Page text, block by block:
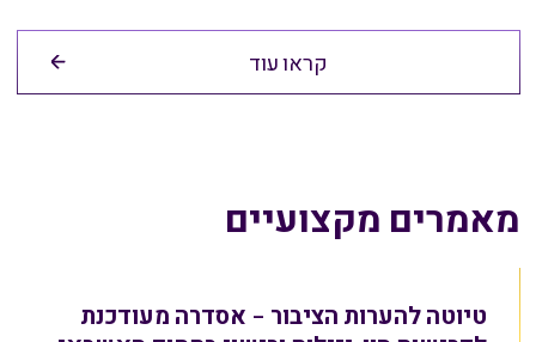
קראו עוד
מאמרים מקצועיים
טיוטה להערות הציבור – אסדרה מעודכנת